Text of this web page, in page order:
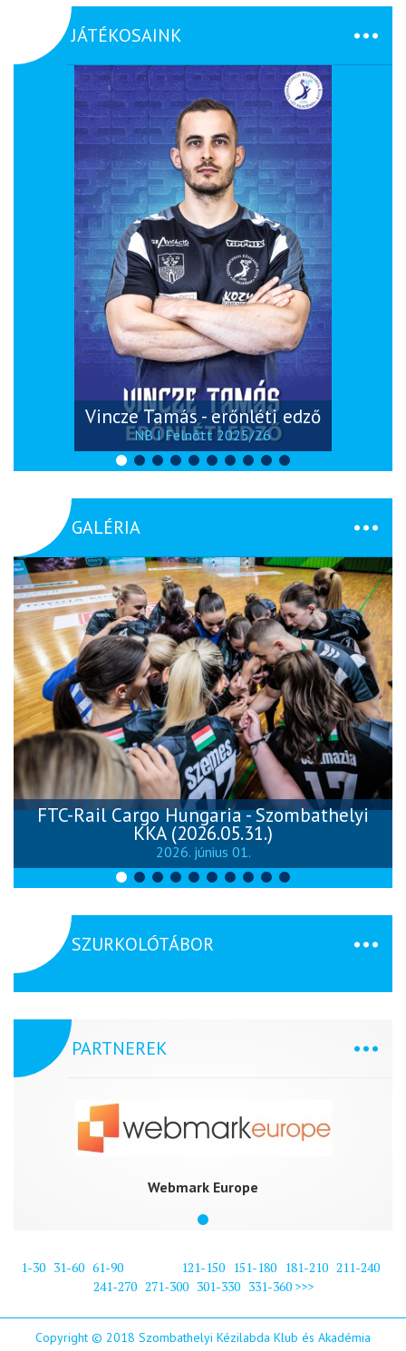
JÁTÉKOSAINK
Vincze Tamás - erőnléti edző
NB I Felnőtt 2025/26
GALÉRIA
FTC-Rail Cargo Hungaria - Szombathelyi
KKA (2026.05.31.)
2026. június 01.
SZURKOLÓTÁBOR
PARTNEREK
Webmark Europe
1-30 31-60 61-90 121-150 151-180 181-210 211-240
241-270 271-300 301-330 331-360 >>>
Copyright © 2018 Szombathelyi Kézilabda Klub és Akadémia